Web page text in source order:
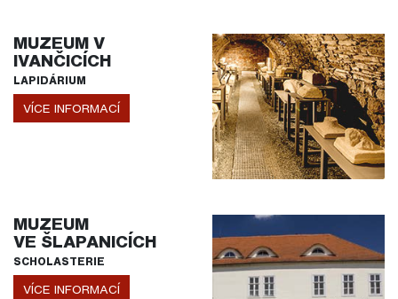
MUZEUM V
IVANČICÍCH
LAPIDÁRIUM
VÍCE INFORMACÍ
MUZEUM
VE ŠLAPANICÍCH
SCHOLASTERIE
VÍCE INFORMACÍ